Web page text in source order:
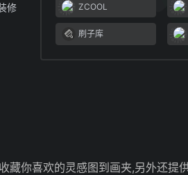
修
ZCOOL
刷子库
藏你喜欢的灵感图到画夹,另外还提